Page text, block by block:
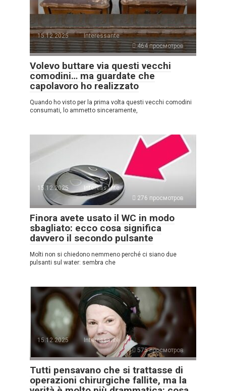
15.12.2025
Interessante
464 просмотров
Volevo buttare via questi vecchi
comodini… ma guardate che
capolavoro ho realizzato
Quando ho visto per la prima volta questi vecchi comodini
consumati, lo ammetto sinceramente,
15.12.2025
Interessante
276 просмотров
Finora avete usato il WC in modo
sbagliato: ecco cosa significa
davvero il secondo pulsante
Molti non si chiedono nemmeno perché ci siano due
pulsanti sul water: sembra che
15.12.2025
Interessante
575 просмотров
Tutti pensavano che si trattasse di
operazioni chirurgiche fallite, ma la